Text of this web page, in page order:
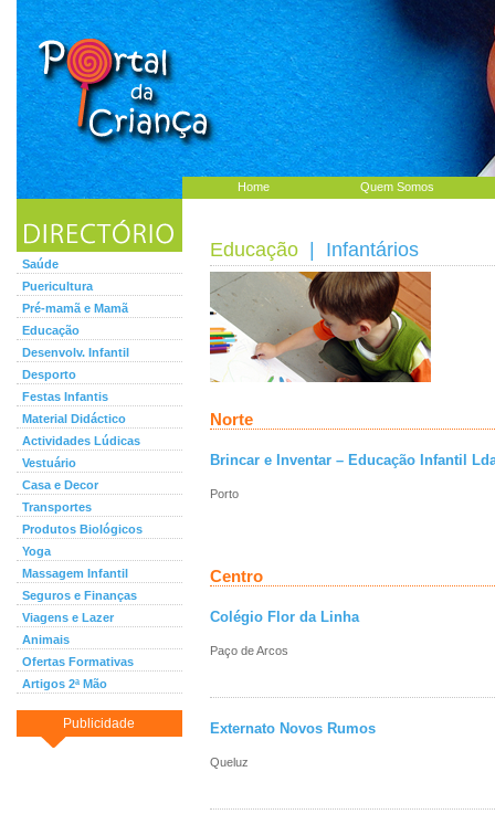
Home Quem Somos
Saúde
Puericultura
Pré-mamã e Mamã
Educação
Desenvolv. Infantil
Desporto
Festas Infantis
Material Didáctico
Actividades Lúdicas
Vestuário
Casa e Decor
Transportes
Produtos Biológicos
Yoga
Massagem Infantil
Seguros e Finanças
Viagens e Lazer
Animais
Ofertas Formativas
Artigos 2ª Mão
Publicidade
Educação | Infantários
Norte
Brincar e Inventar – Educação Infantil
Porto
Centro
Colégio Flor da Linha
Paço de Arcos
Externato Novos Rumos
Queluz